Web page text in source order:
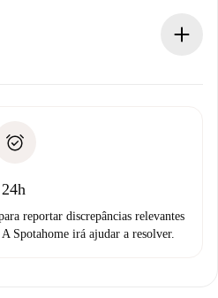
nada e ofereceremos
problema.
reportar discrepâncias relevantes
Spotahome irá ajudar a resolver.